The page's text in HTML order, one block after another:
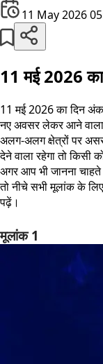
11 May 2026
11 मई 2026 का
11 मई 2026 का दिन
नए अवसर लेकर आने
अलग-अलग क्षेत्रों पर
देने वाला रहेगा तो किसी
अगर आप भी जानना
तो नीचे सभी मूलांक के
पढ़ें।
मूलांक 1